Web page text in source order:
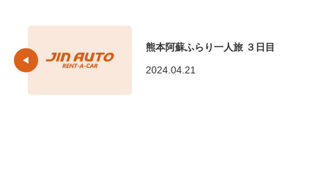
熊本阿蘇ふらり一人旅 ３日目
2024.04.21